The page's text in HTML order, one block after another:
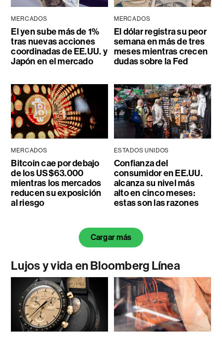
MERCADOS
El yen sube más de 1%
tras nuevas acciones
coordinadas de EE.UU. y
Japón en el mercado
MERCADOS
El dólar registra su peor
semana en más de tres
meses mientras crecen
dudas sobre la Fed
MERCADOS
Bitcoin cae por debajo
de los US$63.000
mientras los mercados
reducen su exposición
al riesgo
ESTADOS UNIDOS
Confianza del
consumidor en EE.UU.
alcanza su nivel más
alto en cinco meses:
estas son las razones
Cargar más
Lujos y vida en Bloomberg Línea